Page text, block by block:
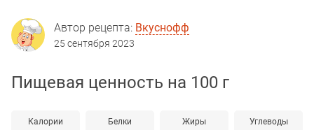
Автор рецепта: Вкуснофф
25 сентября 2023
Пищевая ценность на 100 г
Калории Белки Жиры Углеводы